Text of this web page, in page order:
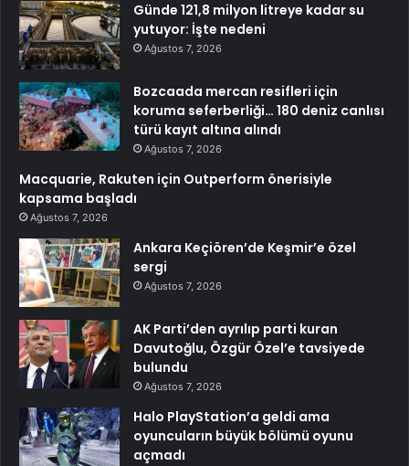
Günde 121,8 milyon litreye kadar su
yutuyor: İşte nedeni
Ağustos 7, 2026
Bozcaada mercan resifleri için
koruma seferberliği… 180 deniz canlısı
türü kayıt altına alındı
Ağustos 7, 2026
Macquarie, Rakuten için Outperform önerisiyle
kapsama başladı
Ağustos 7, 2026
Ankara Keçiören’de Keşmir’e özel
sergi
Ağustos 7, 2026
AK Parti’den ayrılıp parti kuran
Davutoğlu, Özgür Özel’e tavsiyede
bulundu
Ağustos 7, 2026
Halo PlayStation’a geldi ama
oyuncuların büyük bölümü oyunu
açmadı